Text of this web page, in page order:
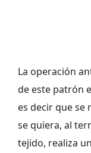
La operación
de este patrón
es decir que se
se quiera, al
tejido, realiza